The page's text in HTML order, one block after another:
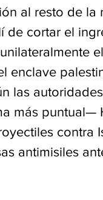
al resto de
de cortar el
enclave
las
más puntual—
contra
antimisiles